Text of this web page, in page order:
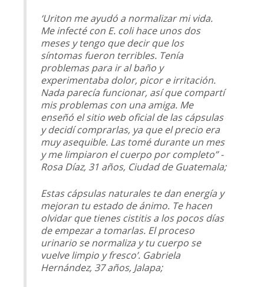
‘Uriton me ayudó a normalizar mi vida.
Me infecté con E. coli hace unos dos
meses y tengo que decir que los
síntomas fueron terribles. Tenía
problemas para ir al baño y
experimentaba dolor, picor e irritación.
Nada parecía funcionar, así que compartí
mis problemas con una amiga. Me
enseñó el sitio web oficial de las cápsulas
y decidí comprarlas, ya que el precio era
muy asequible. Las tomé durante un mes
y me limpiaron el cuerpo por completo” -
Rosa Díaz, 31 años, Ciudad de Guatemala;
Estas cápsulas naturales te dan energía y
mejoran tu estado de ánimo. Te hacen
olvidar que tienes cistitis a los pocos días
de empezar a tomarlas. El proceso
urinario se normaliza y tu cuerpo se
vuelve limpio y fresco’. Gabriela
Hernández, 37 años, Jalapa;